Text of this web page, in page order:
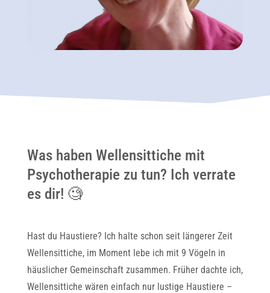
Was haben Wellensittiche mit
Psychotherapie zu tun? Ich verrate
es dir! 🧐
Hast du Haustiere? Ich halte schon seit längerer Zeit
Wellensittiche, im Moment lebe ich mit 9 Vögeln in
häuslicher Gemeinschaft zusammen. Früher dachte ich,
Wellensittiche wären einfach nur lustige Haustiere –